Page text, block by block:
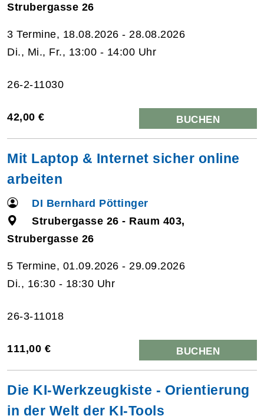
Strubergasse 26
3 Termine, 18.08.2026 - 28.08.2026
Di., Mi., Fr., 13:00 - 14:00 Uhr
26-2-11030
42,00 € BUCHEN
Mit Laptop & Internet sicher online
arbeiten
DI Bernhard Pöttinger
Strubergasse 26 - Raum 403,
Strubergasse 26
5 Termine, 01.09.2026 - 29.09.2026
Di., 16:30 - 18:30 Uhr
26-3-11018
111,00 € BUCHEN
Die KI-Werkzeugkiste - Orientierung
in der Welt der KI-Tools